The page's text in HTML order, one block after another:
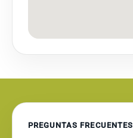
PREGUNTAS FRECUENTES